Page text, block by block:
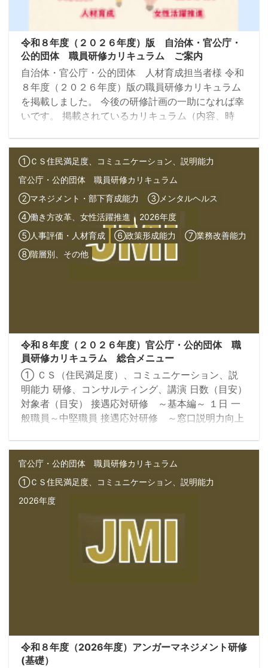
令和８年度（２０２６年度）版 自治体・官公庁・
公的団体 職員研修カリキュラム ご案内
自治体・官公庁・公的団体 人材育成担当者様 令和
８年度（２０２６年度）版の職員研修カリキュラム
を掲載しました。 今後の研修計画の一助になれば幸
いです。 掲載されているカリキュラム（内容、時
カスタマイズ可能です。 また、弊社所属の講師のプ
ロフィール、研修実績一覧など、 より詳細な資料を
ご希望の方は、お気軽にお問い合わせください。 よ
ろしくお願い申し上げます。
①ＣＳ住民満足度、コミュニケーション、説明能力
官公庁・公的団体 職員研修カリキュラム
②マネジメント・部下育成能力
③メンタルヘルス
④働き方改革、女性活躍推進
2026年度
⑤人事評価・人材育成
⑥政策形成能力
⑦業務改善能力
⑧階層別、その他
令和８年度（２０２６年度）官公庁・公的団体 職
員研修カリキュラム 総合メニュー
① ＣＳ（住民満足度）、コミュニケーション、説
明能力 研修、コンサルティング、講演 日数（目安）
対象者（目安） 接遇応対研修 ～基本編～ １日 一
般職員～中堅職員 接遇応対研修 ～窓口説明力向上
サーティブコミュニケーション編～ ３時間 一般職員
３時間 管理者 接遇リーダー養成研修 １日 中堅職員
～管理・監督者 【コンサルティング】 接遇応対調
査、報告会、フィードバック研修 必要日数 全職員
クレーム対応研修 １日 一般職員～監督者 クレーム
官公庁・公的団体 職員研修カリキュラム
①ＣＳ住民満足度、コミュニケーション、説明能力
2026年度
令和８年度（2026年度）アンガーマネジメント研修
(基礎）